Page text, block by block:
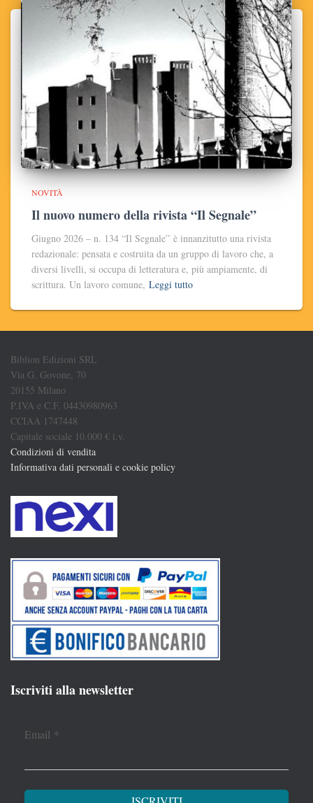
NOVITÀ
Il nuovo numero della rivista “Il Segnale”
Giugno 2026 – n. 134 “Il Segnale” è innanzitutto una rivista
redazionale: pensata e costruita da un gruppo di lavoro che, a
diversi livelli, si occupa di letteratura e, più ampiamente, di
scrittura. Un lavoro comune, Leggi tutto
Biblion Edizioni SRL
Via G. Govone, 70
20155 Milano
P.IVA e C.F. 04430980963
CCIAA 1747448
Capitale sociale 10.000 € i.v.
Condizioni di vendita
Informativa dati personali e cookie policy
Iscriviti alla newsletter
Email *